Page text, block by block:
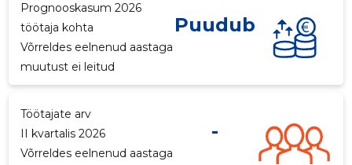
Prognooskasum 2026
töötaja kohta
Puudub
Võrreldes eelnenud aastaga
muutust ei leitud
Töötajate arv
II kvartalis 2026
-
Võrreldes eelnenud aastaga